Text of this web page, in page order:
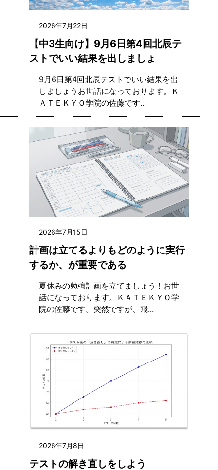
2026年7月22日
【中3生向け】9月6日第4回北辰テ
ストでいい結果を出しましょ
9月6日第4回北辰テストでいい結果を出
しましょうお世話になっております。Ｋ
ＡＴＥＫＹＯ学院の佐藤です...
2026年7月15日
計画は立てるよりもどのように実行
するか、が重要である
夏休みの勉強計画を立てましょう！お世
話になっております。ＫＡＴＥＫＹＯ学
院の佐藤です。突然ですが、飛...
2026年7月8日
テストの解き直しをしよう